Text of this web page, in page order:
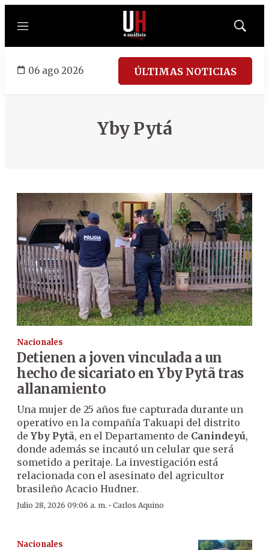
Menú
Mostrar
06 ago 2026 ÚLTIMAS NOTICIAS
Yby Pytá
Nacionales
Detienen a joven vinculada a un
hecho de sicariato en Yby Pytã tras
allanamiento
Una mujer de 25 años fue capturada durante un
operativo en la compañía Takuapi del distrito
de Yby Pytã, en el Departamento de Canindeyú,
donde además se incautó un celular que será
sometido a peritaje. La investigación está
relacionada con el asesinato del agricultor
brasileño Acacio Hudner.
Julio 28, 2026 09:06 a. m. · Carlos Aquino
Nacionales